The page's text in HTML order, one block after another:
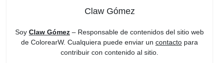
Claw Gómez
Soy Claw Gómez – Responsable de contenidos del sitio web
de ColorearW. Cualquiera puede enviar un contacto para
contribuir con contenido al sitio.